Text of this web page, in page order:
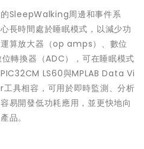
SleepWalking周邊和事件系
長時間處於睡眠模式，以減少功
算放大器（op amps）、數位
轉換器（ADC），可在睡眠模式
LS60與MPLAB Data Vi
具相容，可用於即時監測、分析
易開發低功耗應用，並更快地向
品。